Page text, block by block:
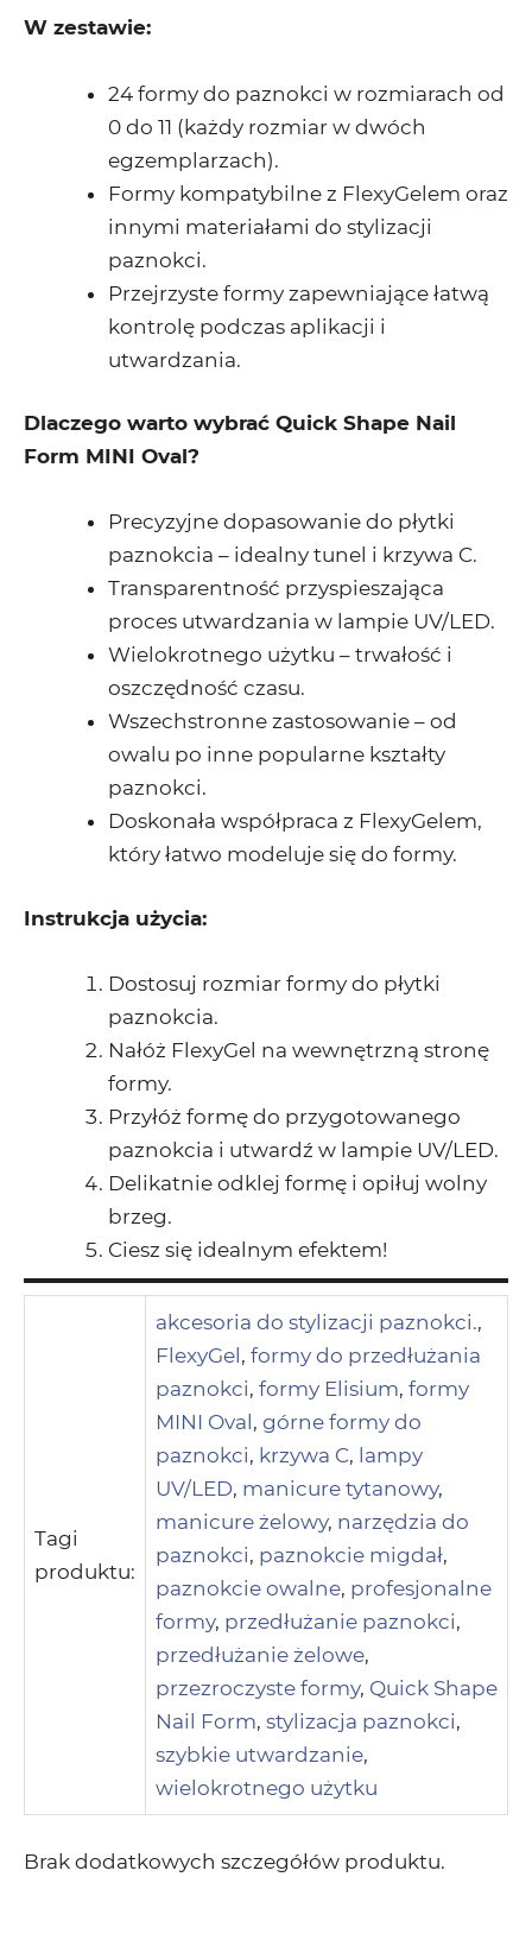
W zestawie:
24 formy do paznokci w rozmiarach od
0 do 11 (każdy rozmiar w dwóch
egzemplarzach).
Formy kompatybilne z FlexyGelem oraz
innymi materiałami do stylizacji
paznokci.
Przejrzyste formy zapewniające łatwą
kontrolę podczas aplikacji i
utwardzania.
Dlaczego warto wybrać Quick Shape Nail
Form MINI Oval?
Precyzyjne dopasowanie do płytki
paznokcia – idealny tunel i krzywa C.
Transparentność przyspieszająca
proces utwardzania w lampie UV/LED.
Wielokrotnego użytku – trwałość i
oszczędność czasu.
Wszechstronne zastosowanie – od
owalu po inne popularne kształty
paznokci.
Doskonała współpraca z FlexyGelem,
który łatwo modeluje się do formy.
Instrukcja użycia:
Dostosuj rozmiar formy do płytki
paznokcia.
Nałóż FlexyGel na wewnętrzną stronę
formy.
Przyłóż formę do przygotowanego
paznokcia i utwardź w lampie UV/LED.
Delikatnie odklej formę i opiłuj wolny
brzeg.
Ciesz się idealnym efektem!
Tagi
produktu:
akcesoria do stylizacji paznokci.,
FlexyGel, formy do przedłużania
paznokci, formy Elisium, formy
MINI Oval, górne formy do
paznokci, krzywa C, lampy
UV/LED, manicure tytanowy,
manicure żelowy, narzędzia do
paznokci, paznokcie migdał,
paznokcie owalne, profesjonalne
formy, przedłużanie paznokci,
przedłużanie żelowe,
przezroczyste formy, Quick Shape
Nail Form, stylizacja paznokci,
szybkie utwardzanie,
wielokrotnego użytku
Brak dodatkowych szczegółów produktu.